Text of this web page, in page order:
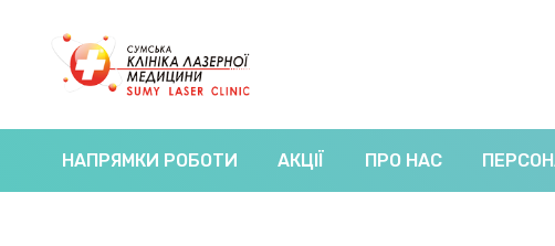
НАПРЯМКИ РОБОТИ АКЦІЇ ПРО НАС